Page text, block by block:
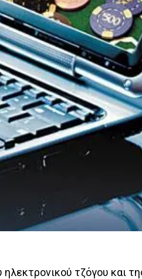
τζόγου και